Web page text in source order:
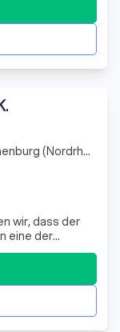
und
tiefen
jeder Trau
wir, dass der
eine der
Arbeitsbereich Kranenburg (Nordrhein-Westfalen)